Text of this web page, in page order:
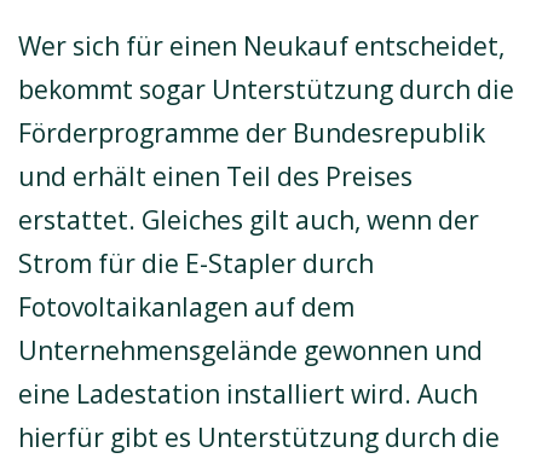
Wer sich für einen Neukauf entscheidet,
bekommt sogar Unterstützung durch die
Förderprogramme der Bundesrepublik
und erhält einen Teil des Preises
erstattet. Gleiches gilt auch, wenn der
Strom für die E-Stapler durch
Fotovoltaikanlagen auf dem
Unternehmensgelände gewonnen und
eine Ladestation installiert wird. Auch
hierfür gibt es Unterstützung durch die